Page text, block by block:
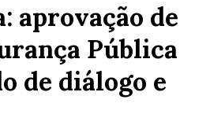
aprovação de
Pública
de diálogo e